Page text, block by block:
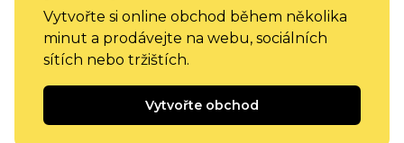
Vytvořte si online obchod během několika
minut a prodávejte na webu, sociálních
sítích nebo tržištích.
Vytvořte obchod